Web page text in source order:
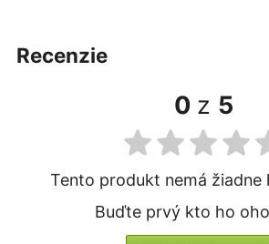
recenzie
0 z 5
Tento produkt nemá žiadne
Buďte prvý kto ho